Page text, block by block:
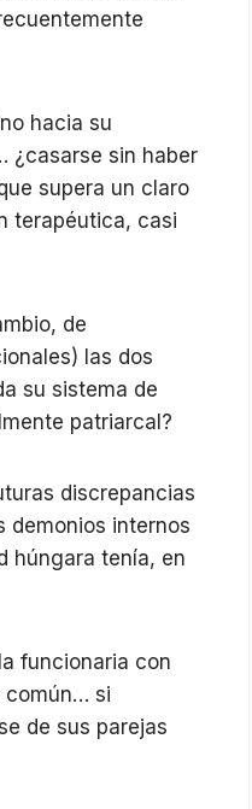
hacia su
¿casarse sin haber
supera un claro
terapéutica, casi
de
las dos
su sistema de
patriarcal?
discrepancias
demonios internos
húngara tenía, en
funcionaria con
común… si
de sus parejas